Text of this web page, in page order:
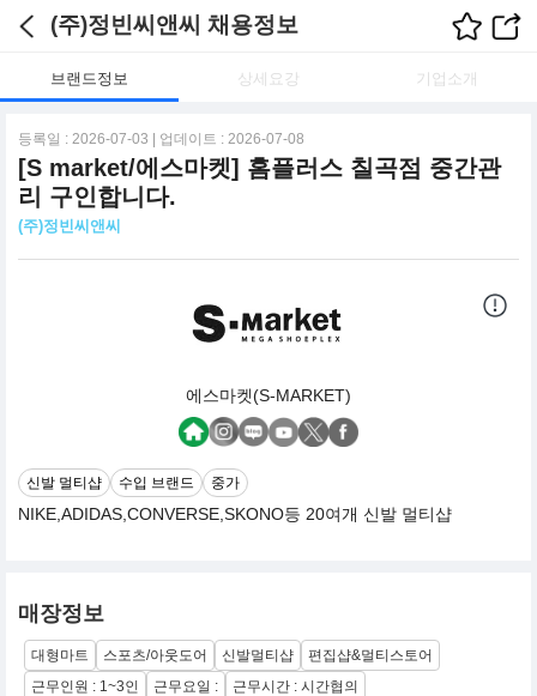
(주)정빈씨앤씨 채용정보
브랜드정보 상세요강 기업소개
등록일 : 2026-07-03 | 업데이트 : 2026-07-08
[S market/에스마켓] 홈플러스 칠곡점 중간관
리 구인합니다.
(주)정빈씨앤씨
에스마켓(S-MARKET)
신발 멀티샵 수입 브랜드 중가
NIKE,ADIDAS,CONVERSE,SKONO등 20여개 신발 멀티샵
매장정보
대형마트 스포츠/아웃도어 신발멀티샵
편집샵&멀티스토어
근무인원 : 1~3인
근무요일 : 근무시간 : 시간협의